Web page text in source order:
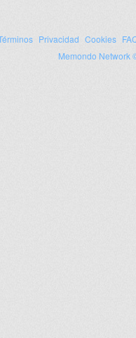
Privacidad Cookies
Memondo Network